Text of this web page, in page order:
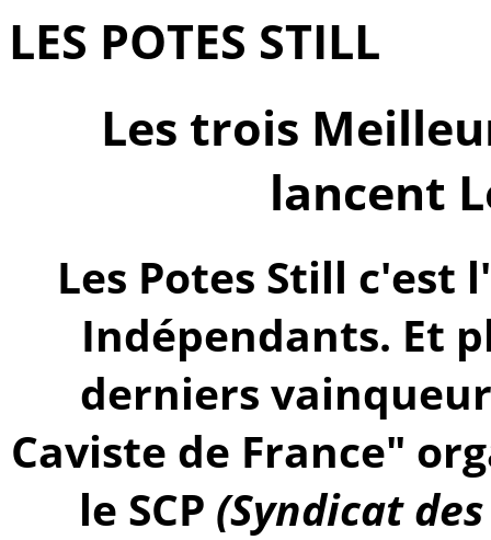
LES POTES STILL
Les trois
lancent
Les Potes Still c'est
Indépendants. Et
derniers
Caviste de France"
le SCP (Syndicat